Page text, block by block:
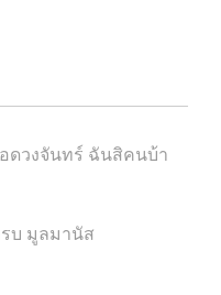
ดวงจันทร์ ฉันสิคนบ้า
บ มูลมานัส